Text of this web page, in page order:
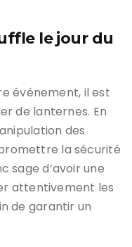
le jour du
événement, il est
de lanternes. En
des
la sécurité
sage d’avoir une
attentivement les
de garantir un